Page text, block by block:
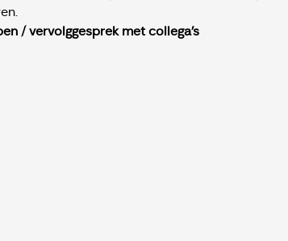
/ vervolggesprek met collega's